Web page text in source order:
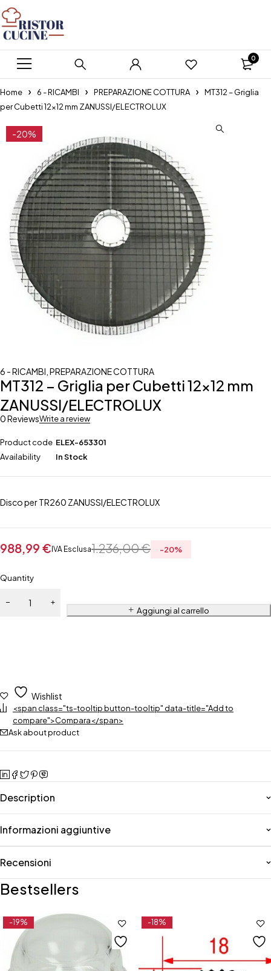
0
Home 6 - RICAMBI PREPARAZIONE COTTURA
MT312 – Griglia
per Cubetti 12×12 mm ZANUSSI/ELECTROLUX
-20%
6 - RICAMBI PREPARAZIONE COTTURA
MT312 – Griglia per Cubetti 12×12 mm
ZANUSSI/ELECTROLUX
0 ReviewsWrite a review
Product code ELEX-653301
Availability
In Stock
Disco per TR260 ZANUSSI/ELECTROLUX
1.236,00€
988,99 € IVA Esclusa -20%
Quantity
Aggiungi al carrello
Wishlist
<span class="ts-tooltip button-tooltip" data-title="Add to
compare">Compara</span>
Ask about product
Description
Informazioni aggiuntive
Recensioni
Bestsellers
-19% -18%